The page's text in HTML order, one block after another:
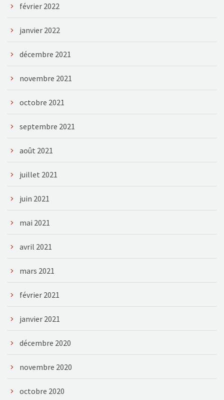
février 2022
janvier 2022
décembre 2021
novembre 2021
octobre 2021
septembre 2021
août 2021
juillet 2021
juin 2021
mai 2021
avril 2021
mars 2021
février 2021
janvier 2021
décembre 2020
novembre 2020
octobre 2020